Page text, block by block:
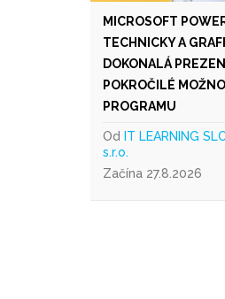
MICROSOFT
TECHNICKY A
DOKONALÁ
POKROČILÉ
PROGRAMU
Od IT LEARNING
s.r.o.
Začína 27.8.2026